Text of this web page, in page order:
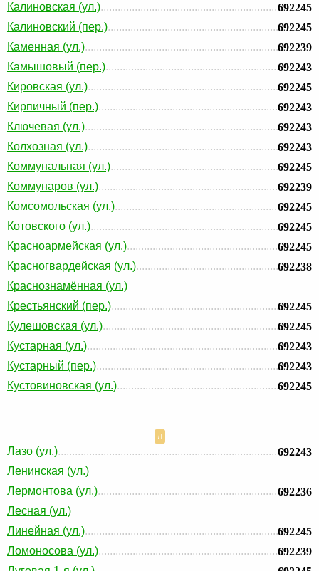
Калиновская (ул.)
692245
Калиновский (пер.)
692245
Каменная (ул.)
692239
Камышовый (пер.)
692243
Кировская (ул.)
692245
Кирпичный (пер.)
692243
Ключевая (ул.)
692243
Колхозная (ул.)
692243
Коммунальная (ул.)
692245
Коммунаров (ул.)
692239
Комсомольская (ул.)
692245
Котовского (ул.)
692245
Красноармейская (ул.)
692245
Красногвардейская (ул.)
692238
Краснознамённая (ул.)
Крестьянский (пер.)
692245
Кулешовская (ул.)
692245
Кустарная (ул.)
692243
Кустарный (пер.)
692243
Кустовиновская (ул.)
692245
Л
Лазо (ул.)
692243
Ленинская (ул.)
Лермонтова (ул.)
692236
Лесная (ул.)
Линейная (ул.)
692245
Ломоносова (ул.)
692239